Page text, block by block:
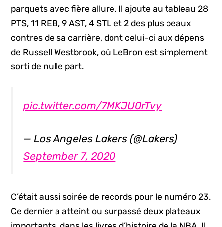
parquets avec fière allure. Il ajoute au tableau 28
PTS, 11 REB, 9 AST, 4 STL et 2 des plus beaux
contres de sa carrière, dont celui-ci aux dépens
de Russell Westbrook, où LeBron est simplement
sorti de nulle part.
pic.twitter.com/7MKJU0rTvy
— Los Angeles Lakers (@Lakers)
September 7, 2020
C’était aussi soirée de records pour le numéro 23.
Ce dernier a atteint ou surpassé deux plateaux